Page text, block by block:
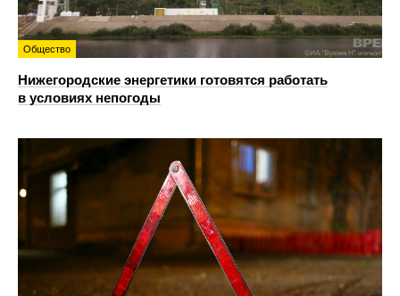
Общество
Нижегородские энергетики готовятся работать
в условиях непогоды